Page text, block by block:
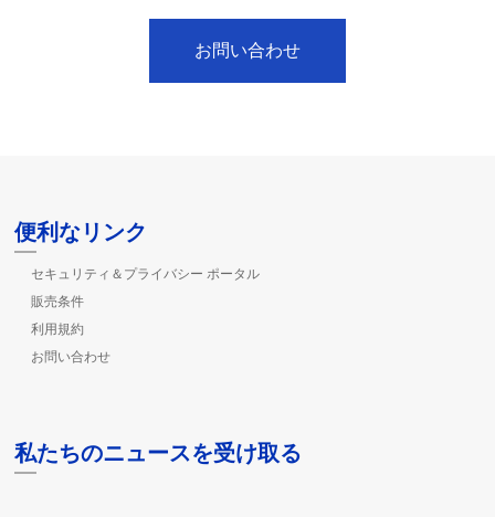
お問い合わせ
便利なリンク
セキュリティ＆プライバシー ポータル
販売条件
利用規約
お問い合わせ
私たちのニュースを受け取る